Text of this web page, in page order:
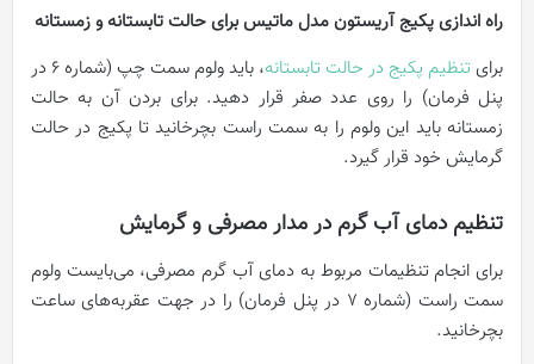
راه اندازی پکیج آریستون مدل ماتیس برای حالت تابستانه و زمستانه
برایتنظیم پکیج در حالت تابستانه
، باید ولوم سمت چپ (شماره 6 در
پنل فرمان) را روی عدد صفر قرار دهید. برای بردن آن به حالت
زمستانه باید این ولوم را به سمت راست بچرخانید تا پکیج در حالت
گرمایش خود قرار گیرد.
تنظیم دمای آب گرم در مدار مصرفی و گرمایش
برای انجام تنظیمات مربوط به دمای آب گرم مصرفی، می‌بایست ولوم
سمت راست (شماره 7 در پنل فرمان) را در جهت عقربه‌های ساعت
بچرخانید.